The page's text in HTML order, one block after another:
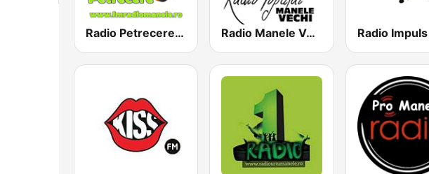
Radio Petrecere Romania Radio Manele Vechi Romania